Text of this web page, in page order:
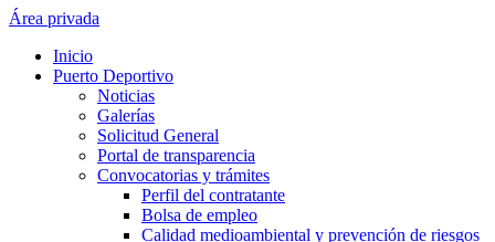
Área privada
Inicio
Puerto Deportivo
Noticias
Galerías
Solicitud General
Portal de transparencia
Convocatorias y trámites
Perfil del contratante
Bolsa de empleo
Calidad medioambiental y prevención de riesgos